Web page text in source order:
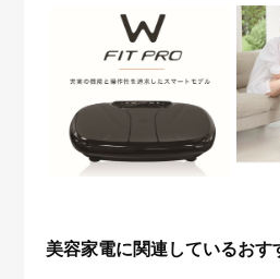
美容家電に関連しているおす